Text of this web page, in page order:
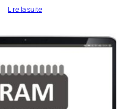
Lire la suite